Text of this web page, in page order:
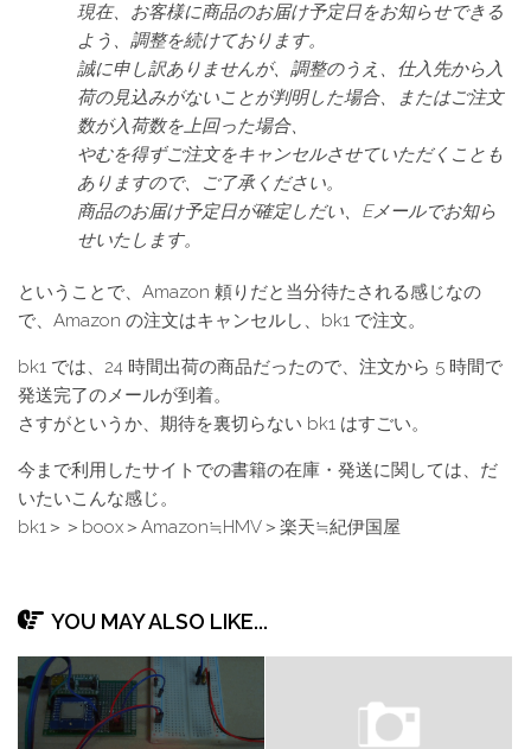
現在、お客様に商品のお届け予定日をお知らせできる
よう、調整を続けております。
誠に申し訳ありませんが、調整のうえ、仕入先から入
荷の見込みがないことが判明した場合、またはご注文
数が入荷数を上回った場合、
やむを得ずご注文をキャンセルさせていただくことも
ありますので、ご了承ください。
商品のお届け予定日が確定しだい、Eメールでお知ら
せいたします。
ということで、Amazon 頼りだと当分待たされる感じなの
で、Amazon の注文はキャンセルし、bk1 で注文。
bk1 では、24 時間出荷の商品だったので、注文から 5 時間で
発送完了のメールが到着。
さすがというか、期待を裏切らない bk1 はすごい。
今まで利用したサイトでの書籍の在庫・発送に関しては、だ
いたいこんな感じ。
bk1＞＞boox＞Amazon≒HMV＞楽天≒紀伊国屋
YOU MAY ALSO LIKE...